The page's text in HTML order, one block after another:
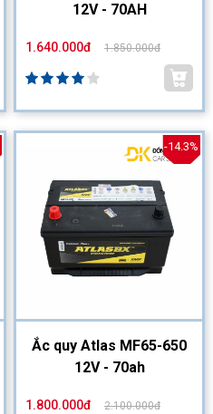
12V - 70AH
1.640.000đ 1.850.000đ
-14.3%
Ắc quy Atlas MF65-650
12V - 70ah
1.800.000đ 2.100.000đ